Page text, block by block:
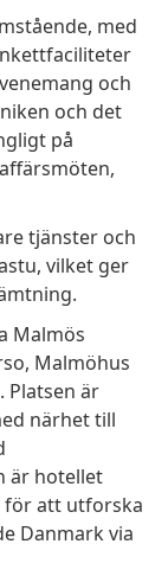
med
och
och det
på
tjänster och
vilket ger
Malmös
Malmöhus
Platsen är
närhet till
är hotellet
för att utforska
Danmark via